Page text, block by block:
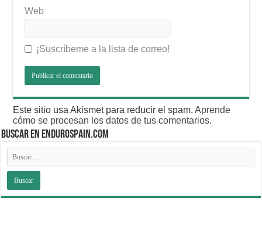
Web
¡Suscríbeme a la lista de correo!
Este sitio usa Akismet para reducir el spam.Aprende
cómo se procesan los datos de tus comentarios.
BUSCAR EN ENDUROSPAIN.COM